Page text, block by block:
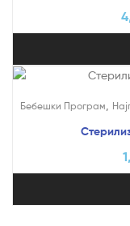
Бебешки Програм,